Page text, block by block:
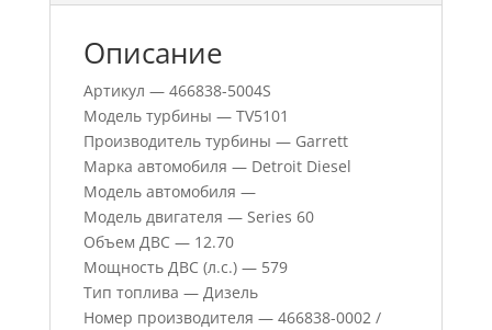
Описание
Артикул — 466838-5004S
Модель турбины — TV5101
Производитель турбины — Garrett
Марка автомобиля — Detroit Diesel
Модель автомобиля —
Модель двигателя — Series 60
Объем ДВС — 12.70
Мощность ДВС (л.с.) — 579
Тип топлива — Дизель
Номер производителя — 466838-0002 /